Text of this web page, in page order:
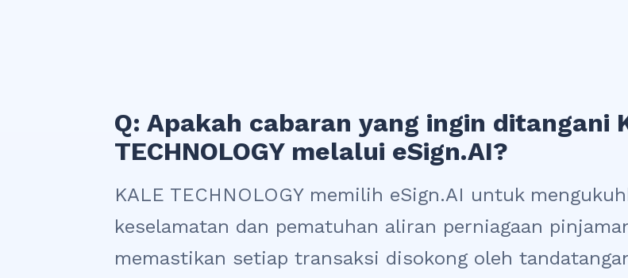
Q: Apakah cabaran yang ingin ditangani
TECHNOLOGY melalui eSign.AI?
KALE TECHNOLOGY memilih eSign.AI untuk
keselamatan dan pematuhan aliran perniagaan
memastikan setiap transaksi disokong oleh